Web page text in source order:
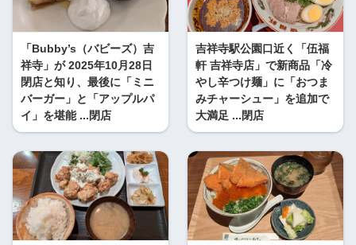
「Bubby’s（バビーズ）吉
祥寺」が 2025年10月28日
閉店と知り、最後に「ミニ
バーガー」と「アップルパ
イ」を堪能 ...閉店
吉祥寺駅公園口近く「伍福
軒 吉祥寺店」で新商品「冷
やし辛つけ麺」に「おつま
みチャーシュー」を追加で
大満足 ...閉店